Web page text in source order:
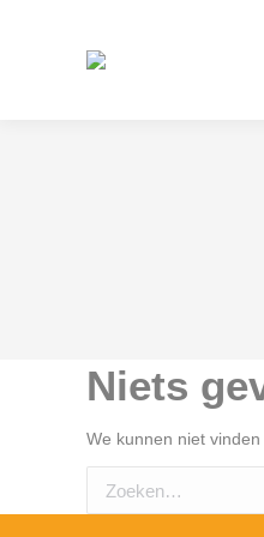
Niets
We kunnen niet
Zoeken: